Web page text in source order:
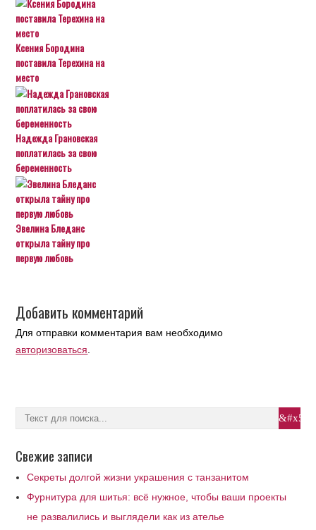
Ксения Бородина
поставила Терехина на
место
Надежда Грановская
поплатилась за свою
беременность
Эвелина Бледанс
открыла тайну про
первую любовь
Добавить комментарий
Для отправки комментария вам необходимо
авторизоваться
Свежие записи
Секреты долгой жизни украшения с танзанитом
Фурнитура для шитья: всё нужное, чтобы ваши проекты
не развалились и выглядели как из ателье